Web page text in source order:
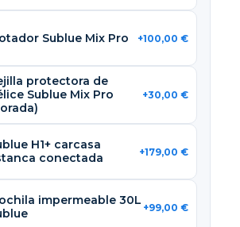
Sublue Mix Pro +100,00 €
protectora de
Sublue Mix Pro
+30,00 €
H1+ carcasa
conectada
+179,00 €
impermeable 30L +99,00 €